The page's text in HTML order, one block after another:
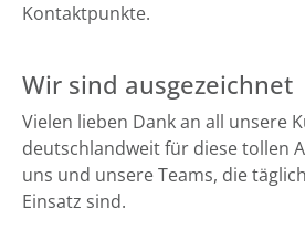
Kontaktpunkte.
Wir sind ausgezeichnet
Vielen lieben Dank an all unsere
deutschlandweit für diese tollen
uns und unsere Teams, die
Einsatz sind.